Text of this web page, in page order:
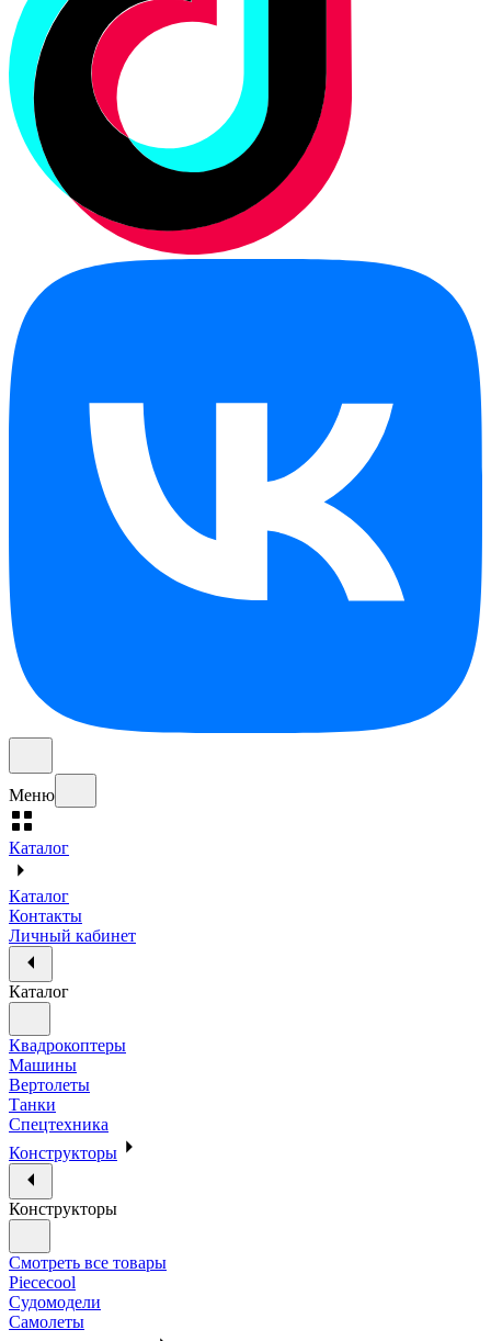
Меню
Каталог
Каталог
Контакты
Личный кабинет
Каталог
Квадрокоптеры
Машины
Вертолеты
Танки
Спецтехника
Конструкторы
Конструкторы
Смотреть все товары
Piececool
Судомодели
Самолеты